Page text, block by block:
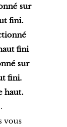
sur
fini.
fini
sur
fini.
haut.
vous